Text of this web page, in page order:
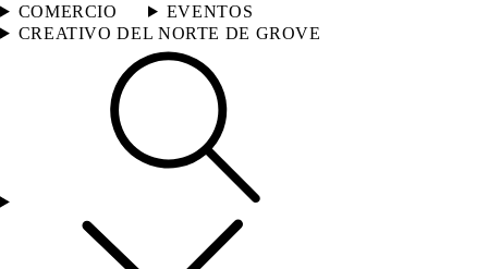
COMERCIO
EVENTOS
CREATIVO DEL NORTE DE GROVE